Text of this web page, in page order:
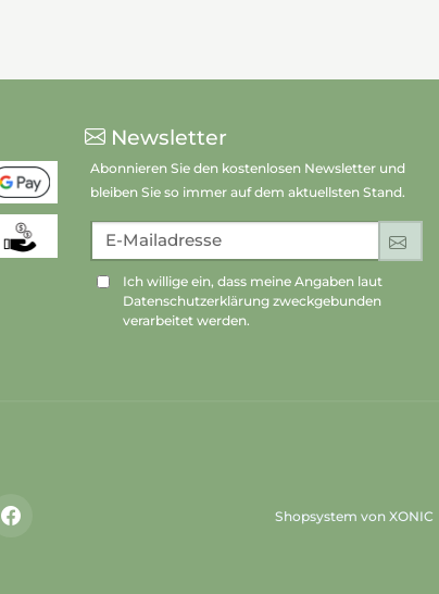
Newsletter
Abonnieren Sie den kostenlosen Newsletter und
bleiben Sie so immer auf dem aktuellsten Stand.
E-Mailadresse
Ich willige ein, dass meine Angaben laut
Datenschutzerklärung zweckgebunden
verarbeitet werden.
Facebook Shopsystem von XONIC